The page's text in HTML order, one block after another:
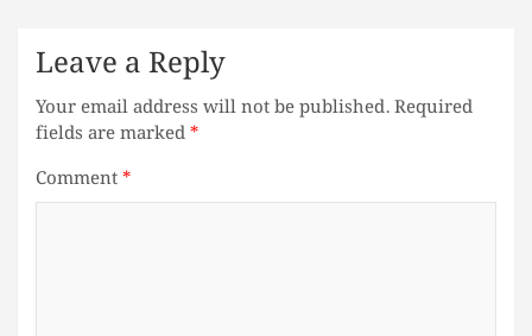
Leave a Reply
Your email address will not be published.Required
fields are marked*
Comment*